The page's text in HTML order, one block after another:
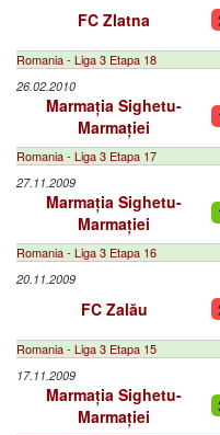
FC Zlatna
Romania - Liga 3 Etapa 18
26.02.2010
Marmația Sighetu-
Marmației
Romania - Liga 3 Etapa 17
27.11.2009
Marmația Sighetu-
Marmației
Romania - Liga 3 Etapa 16
20.11.2009
FC Zalău
Romania - Liga 3 Etapa 15
17.11.2009
Marmația Sighetu-
Marmației